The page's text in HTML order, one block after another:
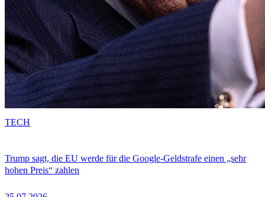
Trump sagt, die EU werde für die Google-Geldstrafe einen „sehr
hohen Preis“ zahlen
TECH